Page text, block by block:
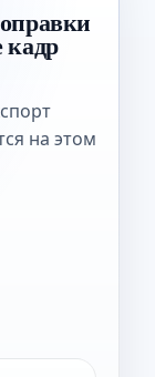
кадр
на этом